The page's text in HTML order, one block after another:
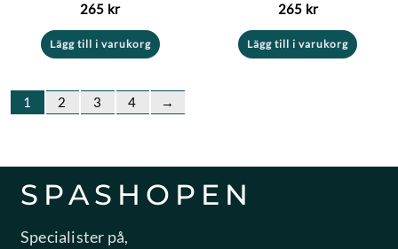
265 kr
Lägg till i varukorg
265 kr
Lägg till i varukorg
1 2 3 4 →
SPASHOPEN
Specialister på,